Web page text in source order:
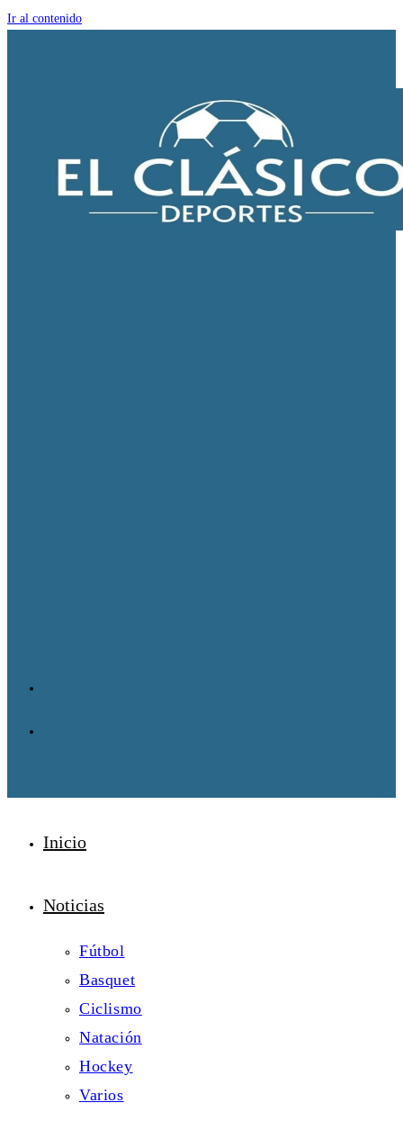
Ir al contenido
Inicio
Noticias
Fútbol
Basquet
Ciclismo
Natación
Hockey
Varios